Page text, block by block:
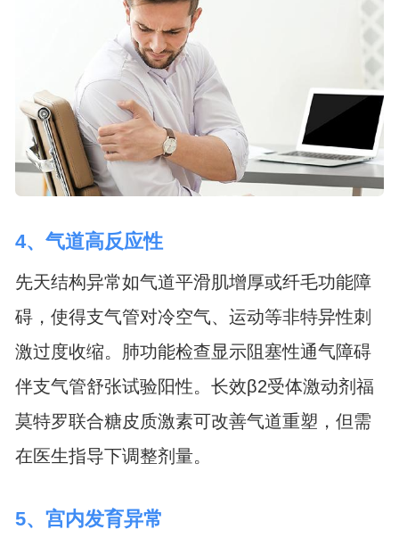
4、气道高反应性
先天结构异常如气道平滑肌增厚或纤毛功能障
碍，使得支气管对冷空气、运动等非特异性刺
激过度收缩。肺功能检查显示阻塞性通气障碍
伴支气管舒张试验阳性。长效β2受体激动剂福
莫特罗联合糖皮质激素可改善气道重塑，但需
在医生指导下调整剂量。
5、宫内发育异常